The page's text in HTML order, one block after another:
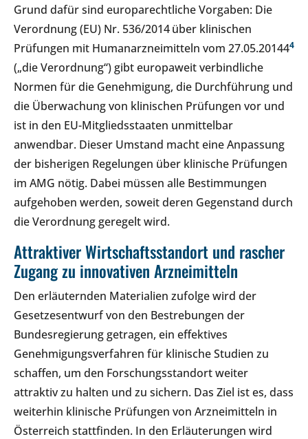
Grund dafür sind europarechtliche Vorgaben: Die
Verordnung (EU) Nr. 536/2014über klinischen
Prüfungen mit Humanarzneimitteln vom 27.05.201444
(„die Verordnung“) gibt europaweit verbindliche
Normen für die Genehmigung, die Durchführung und
die Überwachung von klinischen Prüfungen vor und
ist in den EU-Mitgliedsstaaten unmittelbar
anwendbar. Dieser Umstand macht eine Anpassung
der bisherigen Regelungen über klinische Prüfungen
im AMG nötig. Dabei müssen alle Bestimmungen
aufgehoben werden, soweit deren Gegenstand durch
die Verordnung geregelt wird.
Attraktiver Wirtschaftsstandort und rascher
Zugang zu innovativen Arzneimitteln
Den erläuternden Materialien zufolge wird der
Gesetzesentwurf von den Bestrebungen der
Bundesregierung getragen, ein effektives
Genehmigungsverfahren für klinische Studien zu
schaffen, um den Forschungsstandort weiter
attraktiv zu halten und zu sichern. Das Ziel ist es, dass
weiterhin klinische Prüfungen von Arzneimitteln in
Österreich stattfinden. In den Erläuterungen wird